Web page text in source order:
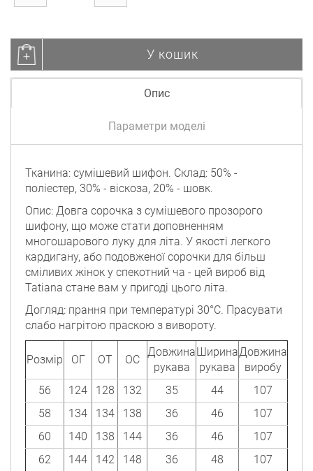
У кошик
Опис
Параметри моделі
Тканина: сумішевий шифон. Склад: 50% -
поліестер, 30% - віскоза, 20% - шовк.
Опис: Довга сорочка з сумішевого прозорого
шифону, що може стати доповненням
многошарового луку для літа. У якості легкого
кардигану, або подовженої сорочки для більш
сміливих жінок у спекотний ча - цей вироб від
Tatiana стане вам у пригоді цього літа.
Догляд: прання при температурі 30°C. Прасувати
слабо нагрітою праскою з вивороту.
Розмір ОГ ОТ ОС
Довжина
рукава
Ширина
рукава
Довжина
виробу
56
124 128 132 35 44
107
58
134 134 138 36 46
107
60
140 138 144 36 46
107
62
144 142 148 36 48 107